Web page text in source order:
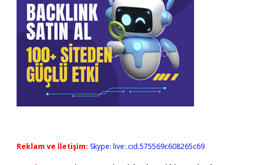
Reklam ve İletişim: Skype: live:.cid.575569c608265c69